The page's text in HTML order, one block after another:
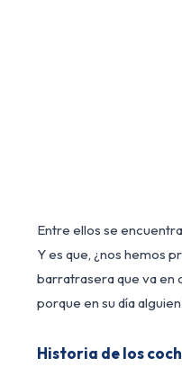
Entre ellos se
Y es que, ¿nos hemos
barratrasera que va en
porque en su día
Historia de los